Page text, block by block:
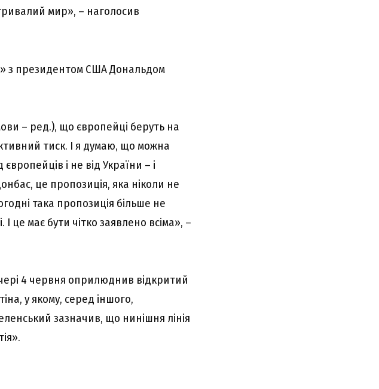
мир», – наголосив
з президентом США Дональдом
– ред.), що європейці беруть на
тиск. І я думаю, що можна
і не від України – і
це пропозиція, яка ніколи не
така пропозиція більше не
це має бути чітко заявлено всіма», –
4 червня оприлюднив відкритий
у якому, серед іншого,
зазначив, що нинішня лінія